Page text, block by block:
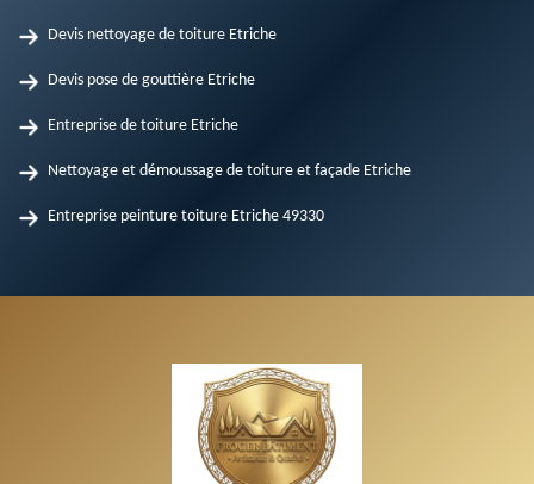
Devis nettoyage de toiture Etriche
Devis pose de gouttière Etriche
Entreprise de toiture Etriche
Nettoyage et démoussage de toiture et façade Etriche
Entreprise peinture toiture Etriche 49330